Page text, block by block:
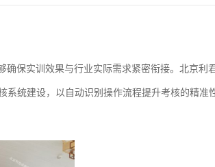
确保实训效果与行业实际需求紧密衔接。北京利
系统建设，以自动识别操作流程提升考核的精准